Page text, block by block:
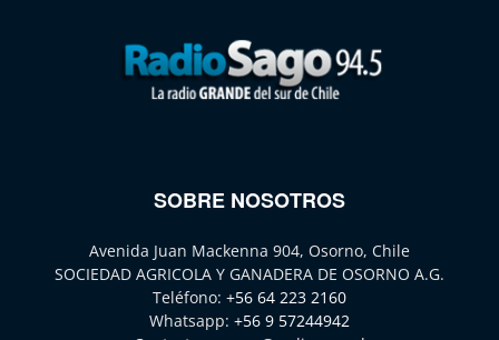
SOBRE NOSOTROS
Avenida Juan Mackenna 904, Osorno, Chile
SOCIEDAD AGRICOLA Y GANADERA DE OSORNO A.G.
Teléfono: +56 64 223 2160
Whatsapp: +56 9 57244942